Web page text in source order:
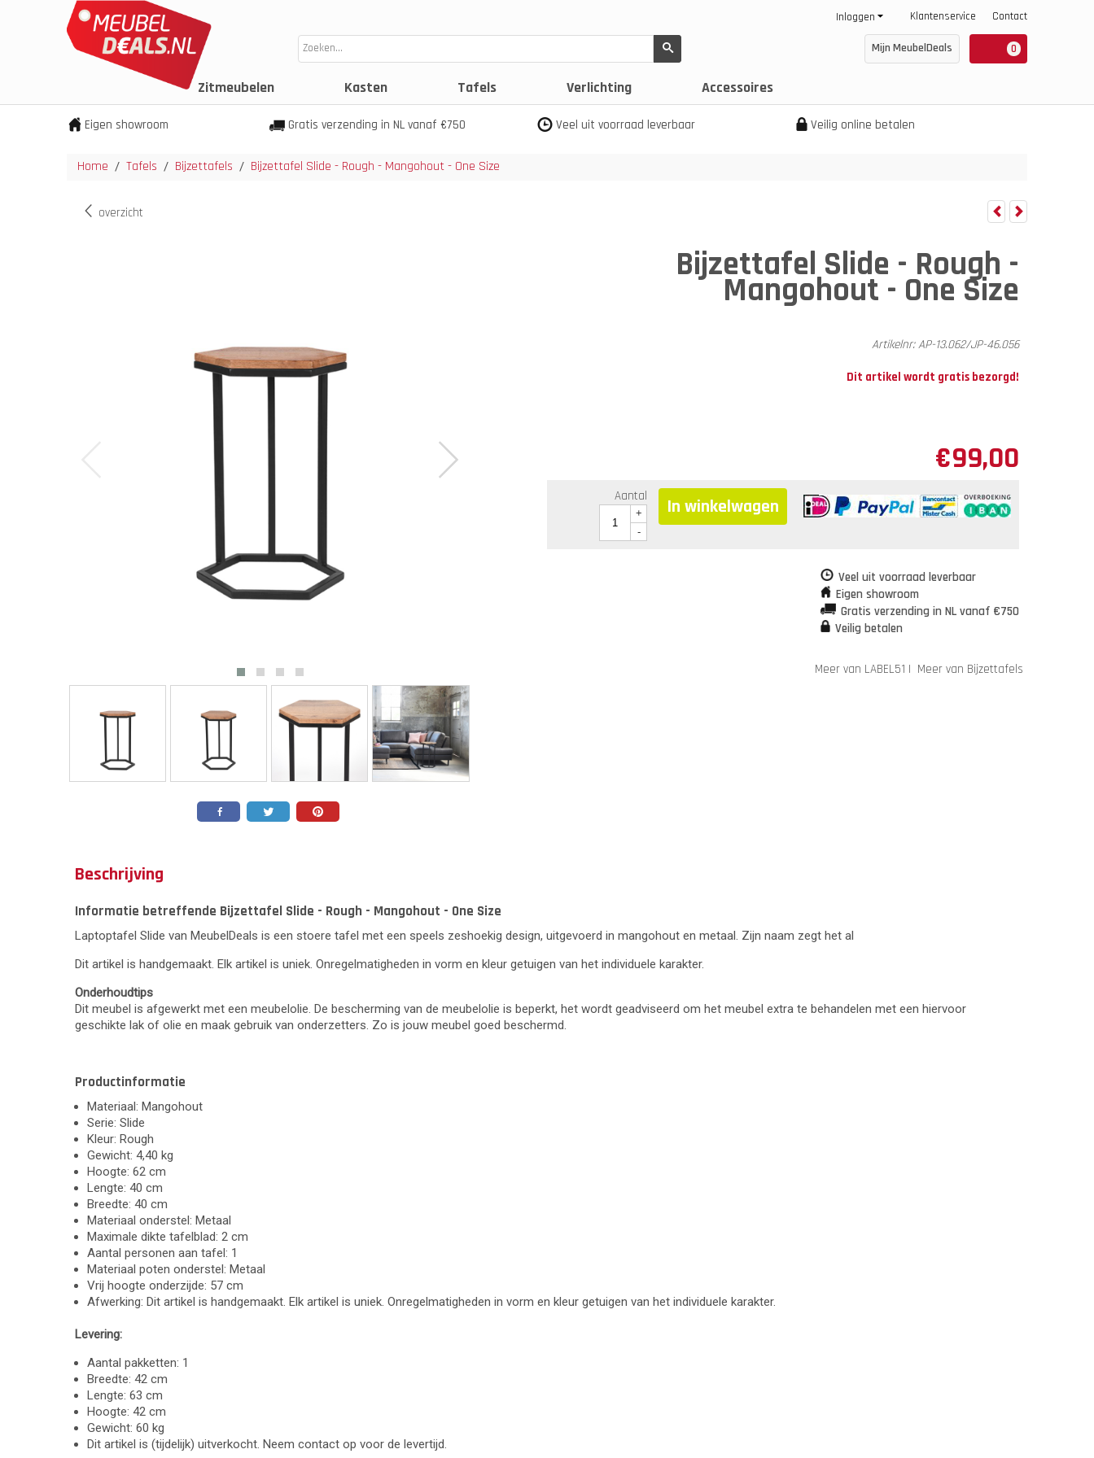
Klantenservice Contact
Inloggen
0
Mijn MeubelDeals
Zitmeubelen Kasten Tafels Verlichting Accessoires
Eigen showroom Gratis verzending in NL vanaf €750 Veel uit voorraad leverbaar Veilig online betalen
Home / Tafels / Bijzettafels / Bijzettafel Slide - Rough - Mangohout - One Size
overzicht
Bijzettafel Slide - Rough -
Mangohout - One Size
Artikelnr: AP-13.062/JP-46.056
Dit artikel wordt gratis bezorgd!
€99,00
Aantal
+
-
In winkelwagen
Veel uit voorraad leverbaar
Eigen showroom
Gratis verzending in NL vanaf €750
Veilig betalen
Meer van LABEL51 | Meer van Bijzettafels
Beschrijving
Informatie betreffende Bijzettafel Slide - Rough - Mangohout - One Size
Laptoptafel Slide van MeubelDeals is een stoere tafel met een speels zeshoekig design, uitgevoerd in mangohout en metaal. Zijn naam zegt het al
Dit artikel is handgemaakt. Elk artikel is uniek. Onregelmatigheden in vorm en kleur getuigen van het individuele karakter.
Onderhoudtips
Dit meubel is afgewerkt met een meubelolie. De bescherming van de meubelolie is beperkt, het wordt geadviseerd om het meubel extra te behandelen met een hiervoor
geschikte lak of olie en maak gebruik van onderzetters. Zo is jouw meubel goed beschermd.
Productinformatie
Materiaal: Mangohout
Serie: Slide
Kleur: Rough
Gewicht: 4,40 kg
Hoogte: 62 cm
Lengte: 40 cm
Breedte: 40 cm
Materiaal onderstel: Metaal
Maximale dikte tafelblad: 2 cm
Aantal personen aan tafel: 1
Materiaal poten onderstel: Metaal
Vrij hoogte onderzijde: 57 cm
Afwerking: Dit artikel is handgemaakt. Elk artikel is uniek. Onregelmatigheden in vorm en kleur getuigen van het individuele karakter.
Levering:
Aantal pakketten: 1
Breedte: 42 cm
Lengte: 63 cm
Hoogte: 42 cm
Gewicht: 60 kg
Dit artikel is (tijdelijk) uitverkocht. Neem contact op voor de levertijd.